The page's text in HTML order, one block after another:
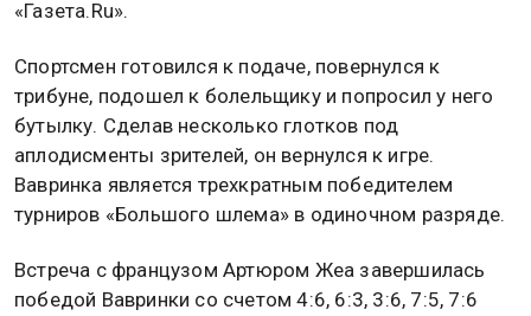
«Газета.Ru».
Спортсмен готовился к подаче, повернулся к
трибуне, подошел к болельщику и попросил у него
бутылку. Сделав несколько глотков под
аплодисменты зрителей, он вернулся к игре.
Вавринка является трехкратным победителем
турниров «Большого шлема» в одиночном разряде.
Встреча с французом Артюром Жеа завершилась
победой Вавринки со счетом 4:6, 6:3, 3:6, 7:5, 7:6